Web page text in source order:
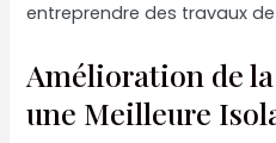
entreprendre des travaux
Amélioration de
une Meilleure